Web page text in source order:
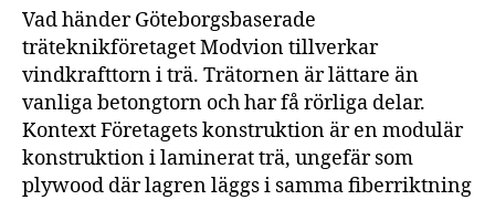
Vad händer Göteborgsbaserade
träteknikföretaget Modvion tillverkar
vindkrafttorn i trä. Trätornen är lättare än
vanliga betongtorn och har få rörliga delar.
Kontext Företagets konstruktion är en modulär
konstruktion i laminerat trä, ungefär som
plywood där lagren läggs i samma fiberriktning